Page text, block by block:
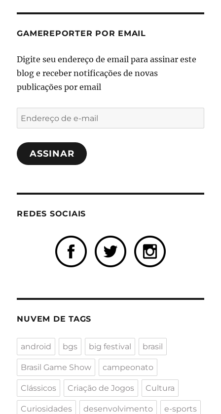
GAMEREPORTER POR EMAIL
Digite seu endereço de email para assinar este
blog e receber notificações de novas
publicações por email
Endereço
de
e-
mailASSINAR
REDES SOCIAIS
NUVEM DE TAGS
android bgs big festival brasil
Brasil Game Show campeonato
Clássicos Criação de Jogos Cultura
Curiosidades desenvolvimento e-sports